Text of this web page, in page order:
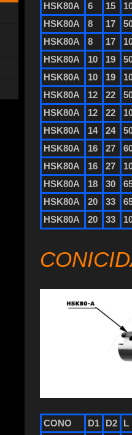
HSK80A
6 15
HSK80A
8 17
HSK80A
8 17
HSK80A
10 19
HSK80A
10 19
HSK80A
12 22
HSK80A
12 22
HSK80A
14 24
HSK80A
16 27
HSK80A
16 27
HSK80A
18 30
HSK80A
20 33
HSK80A
20 33
CONO D1 D2
L